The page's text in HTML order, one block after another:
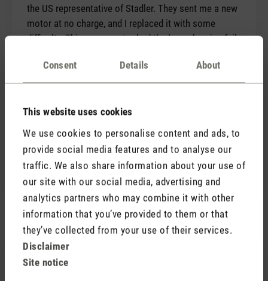
Consent Details About
This website uses cookies
We use cookies to personalise content and ads, to
provide social media features and to analyse our
traffic. We also share information about your use of
our site with our social media, advertising and
analytics partners who may combine it with other
information that you’ve provided to them or that
they’ve collected from your use of their services.
Disclaimer
Site notice
the US representative of Stadler. They sent me a new
motor at no charge, and I replaced it with some
difficulty. This same motor had the lower bearing fail
they sent me a new Oskar Big as a warranty
replacement, despite the fact that my original
replacement and the excellent customer service is
greatly appreciated.
From my experience (I am an Electrical Engineer) I
think that Stadler needs to specify a motor with a
more robust lower bearing!
6 December 2016 00:00